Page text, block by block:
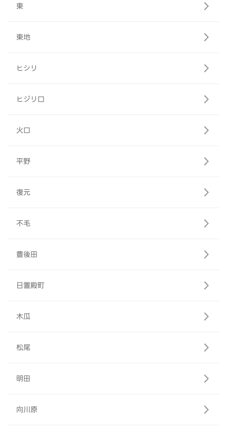
東
東地
ヒシリ
ヒジリ口
火口
平野
復元
不毛
豊後田
日置殿町
木瓜
松尾
明田
向川原